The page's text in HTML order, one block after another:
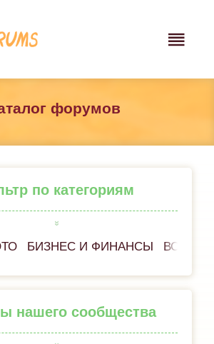
форумов
по категориям
БИЗНЕС И ФИНАНСЫ ВСЁ
нашего сообщества